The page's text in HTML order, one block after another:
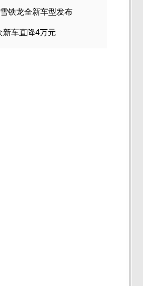
铁龙全新车型发布
新车直降4万元